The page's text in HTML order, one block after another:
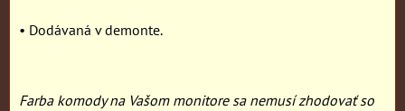
• Dodávaná v demonte.
Farba komody na Vašom monitore sa nemusí zhodovať so